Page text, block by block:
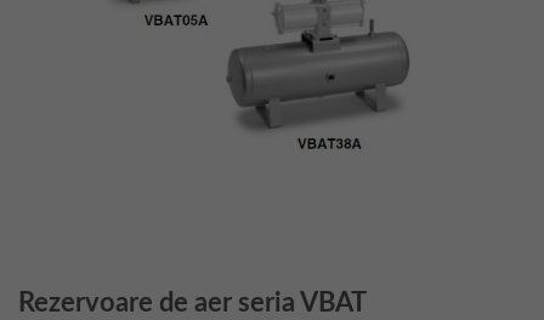
Rezervoare de aer seria VBAT